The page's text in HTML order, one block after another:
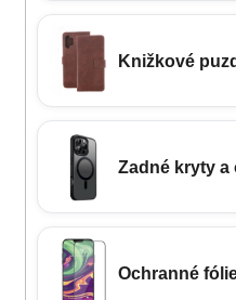
Knižkové
Zadné kryty a
Ochranné